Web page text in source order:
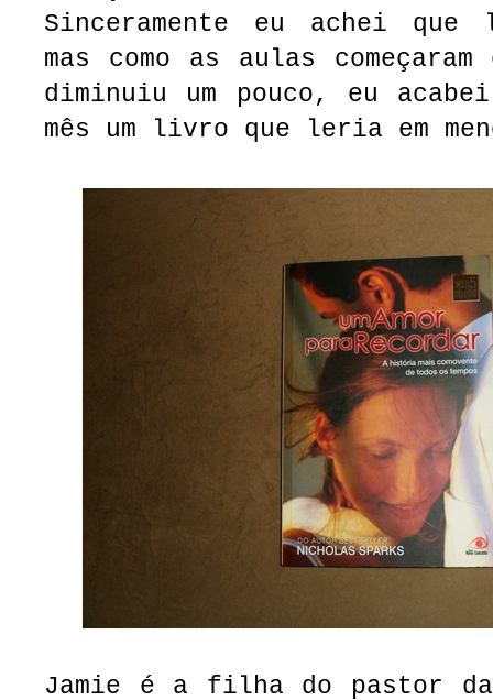
Sinceramente eu achei
mas como as aulas
diminuiu um pouco, eu
mês um livro que leria em
Jamie é a filha do pastor da